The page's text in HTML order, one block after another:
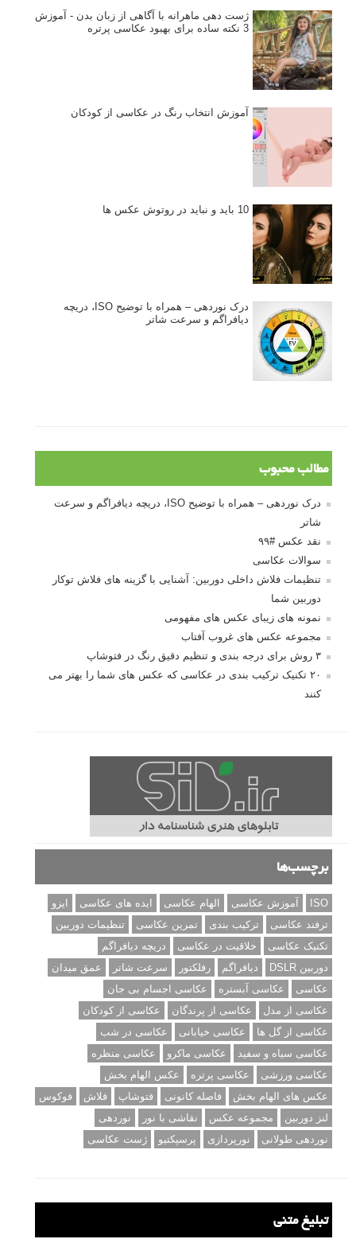
ژست دهی ماهرانه با آگاهی از زبان بدن - آموزش
3 نکته ساده برای بهبود عکاسی پرتره
آموزش انتخاب رنگ در عکاسی از کودکان
10 باید و نباید در روتوش عکس ها
درک نوردهی – همراه با توضیح ISO، دریچه
دیافراگم و سرعت شاتر
مطالب محبوب
درک نوردهی – همراه با توضیح ISO، دریچه دیافراگم و سرعت
شاتر
نقد عکس #۹۹
سوالات عکاسی
تنظیمات فلاش داخلی دوربین: آشنایی با گزینه های فلاش توکار
دوربین شما
نمونه های زیبای عکس های مفهومی
مجموعه عکس های غروب آفتاب
۳ روش برای درجه بندی و تنظیم دقیق رنگ در فتوشاپ
۲۰ تکنیک ترکیب بندی در عکاسی که عکس های شما را بهتر می
کنند
برچسب‌ها
ISO آموزش عکاسی الهام عکاسی ایده های عکاسی
ایزو
ترفند عکاسی
ترکیب بندی تمرین عکاسی
تنظیمات دوربین
تکنیک عکاسی
خلاقیت در عکاسی
دریچه دیافراگم
دوربین DSLR
دیافراگم رفلکتور سرعت شاتر
عمق میدان
عکاسی
عکاسی آبستره
عکاسی اجسام بی جان
عکاسی از مدل
عکاسی از پرندگان
عکاسی از کودکان
عکاسی از گل ها
عکاسی خیابانی
عکاسی در شب
عکاسی سیاه و سفید
عکاسی ماکرو
عکاسی منظره
عکاسی ورزشی
عکاسی پرتره
عکس الهام بخش
عکس های الهام بخش
فاصله کانونی فتوشاپ فلاش
فوکوس
لنز دوربین
مجموعه عکس نقاشی با نور
نوردهی
نوردهی طولانی
نورپردازی پرسپکتیو ژست عکاسی
تبلیغ متنی